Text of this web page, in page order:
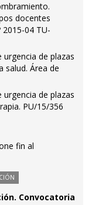
docentes
04 TU-
de plazas
salud. Área de
de plazas
PU/15/356
fin al
Convocatoria